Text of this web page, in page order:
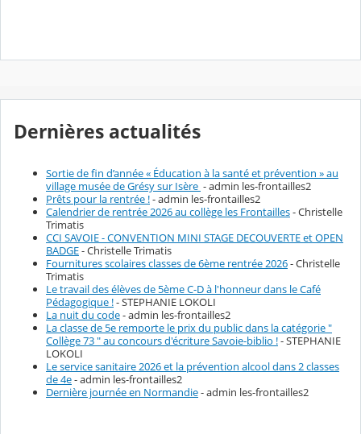
Dernières actualités
Sortie de fin d’année « Éducation à la santé et prévention » au
village musée de Grésy sur Isère - admin les-frontailles2
Prêts pour la rentrée !- admin les-frontailles2
Calendrier de rentrée 2026 au collège les Frontailles- Christelle
Trimatis
CCI SAVOIE - CONVENTION MINI STAGE DECOUVERTE et OPEN
BADGE- Christelle Trimatis
Fournitures scolaires classes de 6ème rentrée 2026- Christelle
Trimatis
Le travail des élèves de 5ème C-D à l'honneur dans le Café
Pédagogique !- STEPHANIE LOKOLI
La nuit du code- admin les-frontailles2
La classe de 5e remporte le prix du public dans la catégorie "
Collège 73 " au concours d'écriture Savoie-biblio !- STEPHANIE
LOKOLI
Le service sanitaire 2026 et la prévention alcool dans 2 classes
de 4e- admin les-frontailles2
Dernière journée en Normandie- admin les-frontailles2